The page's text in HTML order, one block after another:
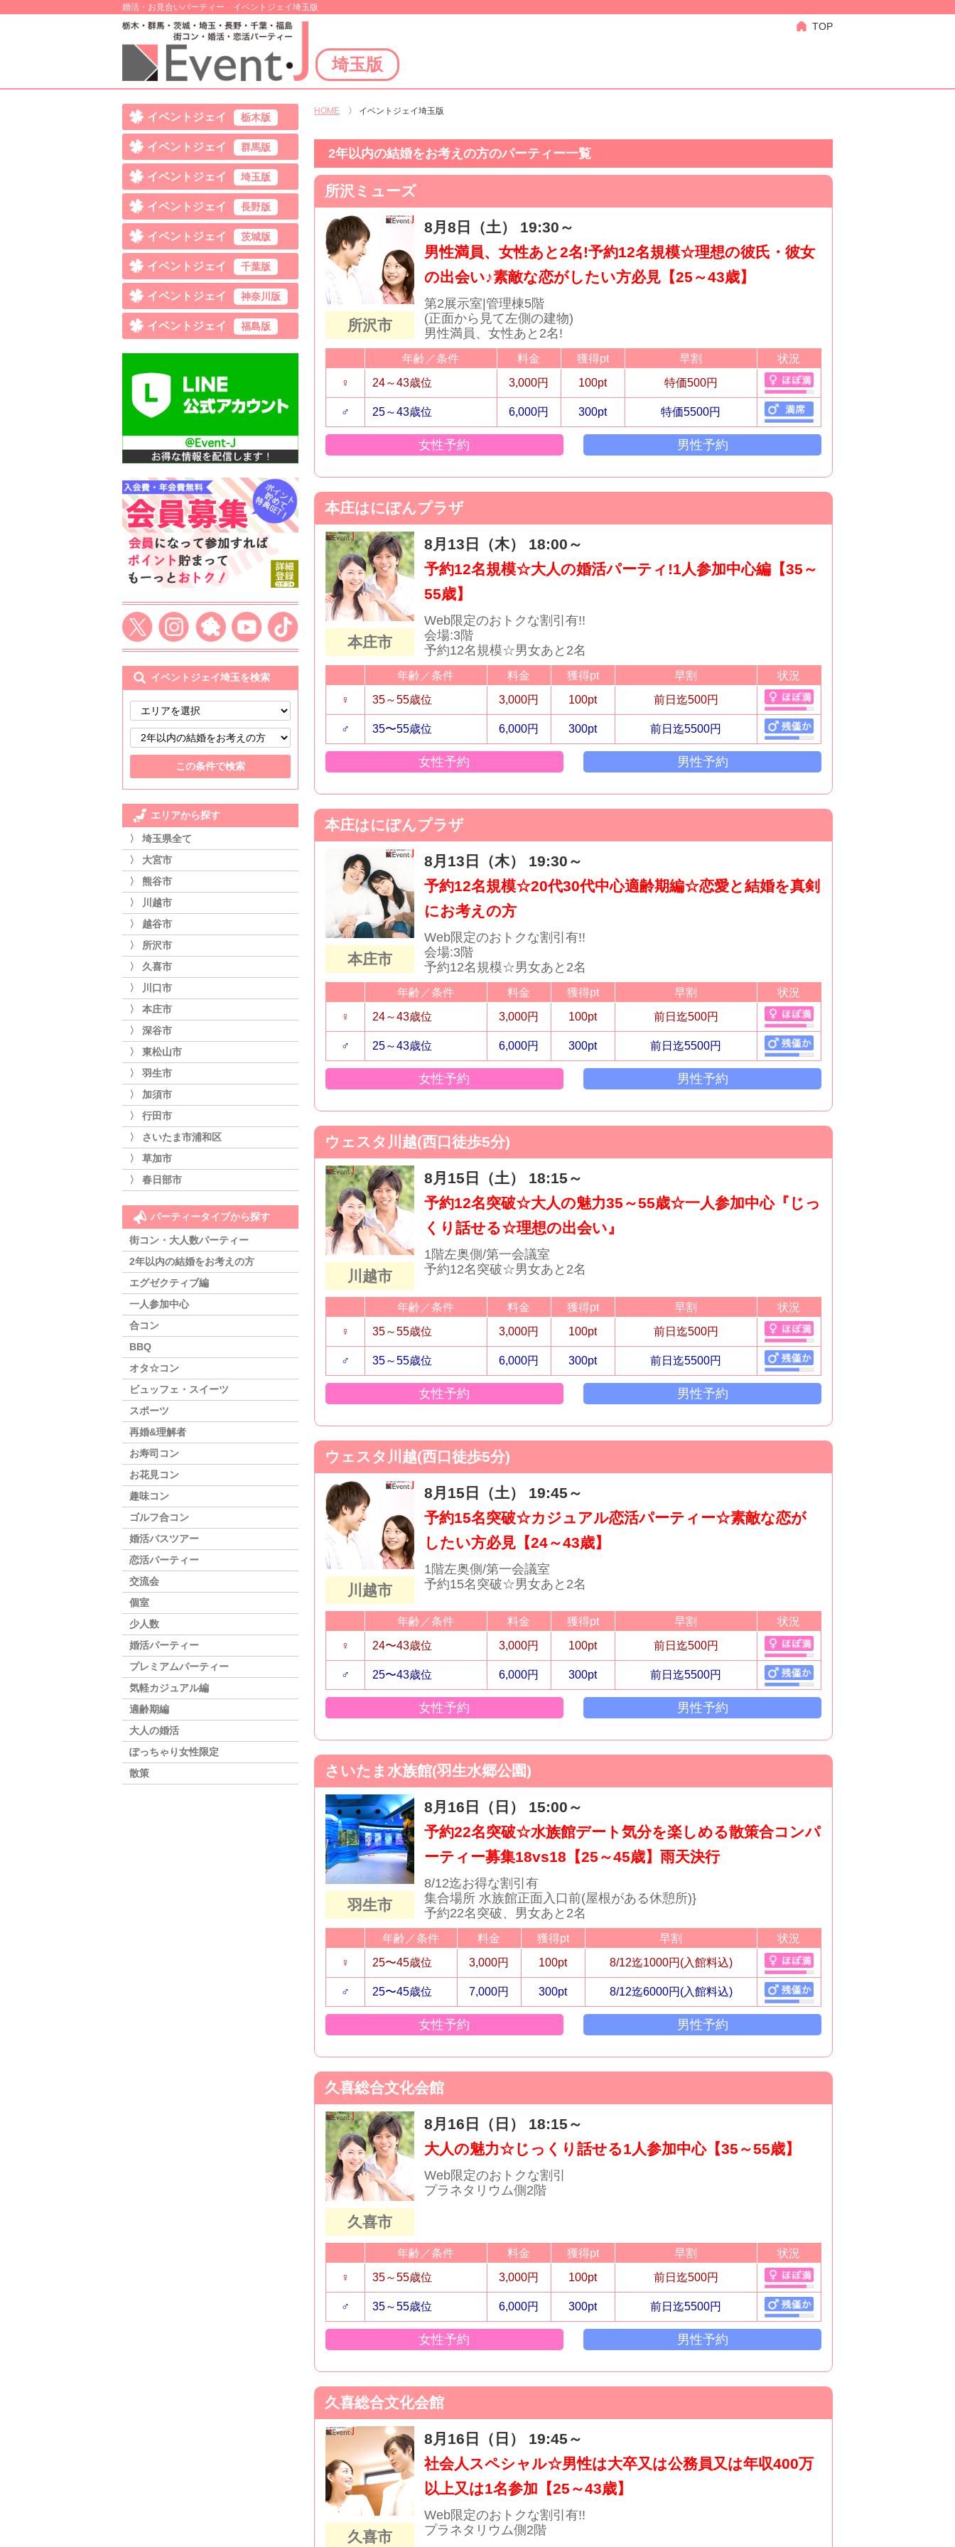
婚活・お見合いパーティー イベントジェイ埼玉版
埼玉版
TOP
イベントジェイ 栃木版
イベントジェイ 群馬版
イベントジェイ 埼玉版
イベントジェイ 長野版
イベントジェイ 茨城版
イベントジェイ 千葉版
イベントジェイ 神奈川版
イベントジェイ 福島版
イベントジェイ埼玉を検索
エリアから探す
〉 埼玉県全て
〉 大宮市
〉 熊谷市
〉 川越市
〉 越谷市
〉 所沢市
〉 久喜市
〉 川口市
〉 本庄市
〉 深谷市
〉 東松山市
〉 羽生市
〉 加須市
〉 行田市
〉 さいたま市浦和区
〉 草加市
〉 春日部市
パーティータイプから探す
街コン・大人数パーティー
2年以内の結婚をお考えの方
エグゼクティブ編
一人参加中心
合コン
BBQ
オタ☆コン
ビュッフェ・スイーツ
スポーツ
再婚&理解者
お寿司コン
お花見コン
趣味コン
ゴルフ合コン
婚活バスツアー
恋活パーティー
交流会
個室
少人数
婚活パーティー
プレミアムパーティー
気軽カジュアル編
適齢期編
大人の婚活
ぽっちゃり女性限定
散策
HOME 〉 イベントジェイ埼玉版
2年以内の結婚をお考えの方のパーティー一覧
所沢ミューズ
所沢市
8月8日（土） 19:30～
男性満員、女性あと2名!予約12名規模☆理想の彼氏・彼女
の出会い♪素敵な恋がしたい方必見【25～43歳】
第2展示室|管理棟5階
(正面から見て左側の建物)
男性満員、女性あと2名!
年齢／条件 料金 獲得pt 早割
状況
♀
24～43歳位 3,000円 100pt 特価500円
♂ 25～43歳位 6,000円 300pt 特価5500円
女性予約 男性予約
本庄はにぽんプラザ
本庄市
8月13日（木） 18:00～
予約12名規模☆大人の婚活パーティ!1人参加中心編【35～
55歳】
Web限定のおトクな割引有!!
会場:3階
予約12名規模☆男女あと2名
年齢／条件 料金 獲得pt 早割
状況
♀
35～55歳位 3,000円 100pt 前日迄500円
♂ 35〜55歳位 6,000円 300pt 前日迄5500円
女性予約 男性予約
本庄はにぽんプラザ
本庄市
8月13日（木） 19:30～
予約12名規模☆20代30代中心適齢期編☆恋愛と結婚を真剣
にお考えの方
Web限定のおトクな割引有!!
会場:3階
予約12名規模☆男女あと2名
年齢／条件 料金 獲得pt 早割
状況
♀
24～43歳位 3,000円 100pt 前日迄500円
♂ 25～43歳位 6,000円 300pt 前日迄5500円
女性予約 男性予約
ウェスタ川越(西口徒歩5分)
川越市
8月15日（土） 18:15～
予約12名突破☆大人の魅力35～55歳☆一人参加中心『じっ
くり話せる☆理想の出会い』
1階左奥側/第一会議室
予約12名突破☆男女あと2名
年齢／条件 料金 獲得pt 早割
状況
♀
35～55歳位 3,000円 100pt 前日迄500円
♂ 35～55歳位 6,000円 300pt 前日迄5500円
女性予約 男性予約
ウェスタ川越(西口徒歩5分)
川越市
8月15日（土） 19:45～
予約15名突破☆カジュアル恋活パーティー☆素敵な恋が
したい方必見【24～43歳】
1階左奥側/第一会議室
予約15名突破☆男女あと2名
年齢／条件 料金 獲得pt 早割
状況
♀
24〜43歳位 3,000円 100pt 前日迄500円
♂ 25〜43歳位 6,000円 300pt 前日迄5500円
女性予約 男性予約
さいたま水族館(羽生水郷公園)
羽生市
8月16日（日） 15:00～
予約22名突破☆水族館デート気分を楽しめる散策合コンパ
ーティー募集18vs18【25～45歳】雨天決行
8/12迄お得な割引有
集合場所 水族館正面入口前(屋根がある休憩所)}
予約22名突破、男女あと2名
年齢／条件 料金 獲得pt 早割
状況
♀
25〜45歳位 3,000円 100pt 8/12迄1000円(入館料込)
♂ 25〜45歳位 7,000円 300pt 8/12迄6000円(入館料込)
女性予約 男性予約
久喜総合文化会館
久喜市
8月16日（日） 18:15～
大人の魅力☆じっくり話せる1人参加中心【35～55歳】
Web限定のおトクな割引
プラネタリウム側2階
年齢／条件 料金 獲得pt 早割
状況
♀
35～55歳位 3,000円 100pt 前日迄500円
♂ 35～55歳位 6,000円 300pt 前日迄5500円
女性予約 男性予約
久喜総合文化会館
久喜市
8月16日（日） 19:45～
社会人スペシャル☆男性は大卒又は公務員又は年収400万
以上又は1名参加【25～43歳】
Web限定のおトクな割引有!!
プラネタリウム側2階